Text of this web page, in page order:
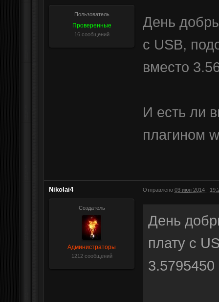
Пользователь
Проверенные
16 сообщений
День
с USB,
вместо
И есть ли
плагином
Nikolai4 Отправлено 03 июн 2014 -
Создатель
Администраторы
1212 сообщений
День
плату с